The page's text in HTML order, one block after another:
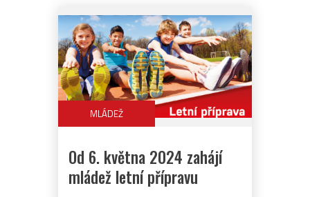
MLÁDEŽ
Od 6. května 2024 zahájí
mládež letní přípravu